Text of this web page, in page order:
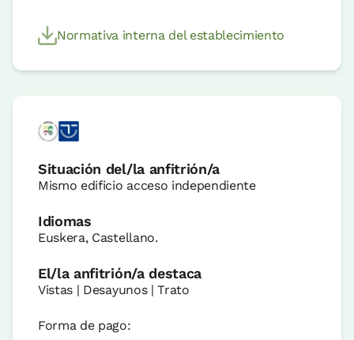
Normativa interna del establecimiento
Situación del/la anfitrión/a
Mismo edificio acceso independiente
Idiomas
Euskera, Castellano.
El/la anfitrión/a destaca
Vistas | Desayunos | Trato
Forma de pago: